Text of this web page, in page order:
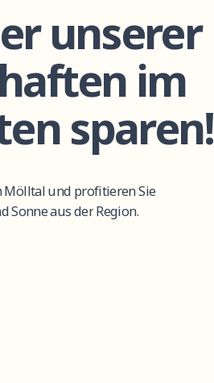
unserer
im
sparen!
Mölltalund profitierenSie
SonneausderRegion.